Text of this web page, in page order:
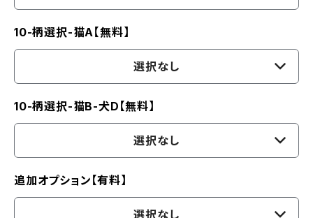
10-柄選択-猫A【無料】
選択なし
10-柄選択-猫B-犬D【無料】
選択なし
追加オプション【有料】
選択なし